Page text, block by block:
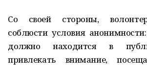
Со своей стороны,
соблюсти условия
должно находится в
привлекать внимание,